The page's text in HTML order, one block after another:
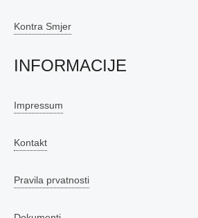
Kontra Smjer
INFORMACIJE
Impressum
Kontakt
Pravila prvatnosti